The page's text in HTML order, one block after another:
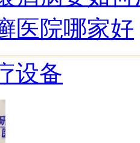
医院哪家好
设备